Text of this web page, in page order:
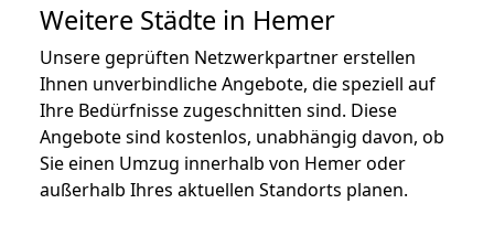
Weitere Städte in Hemer
Unsere geprüften Netzwerkpartner erstellen
Ihnen unverbindliche Angebote, die speziell auf
Ihre Bedürfnisse zugeschnitten sind. Diese
Angebote sind kostenlos, unabhängig davon, ob
Sie einen Umzug innerhalb von Hemer oder
außerhalb Ihres aktuellen Standorts planen.